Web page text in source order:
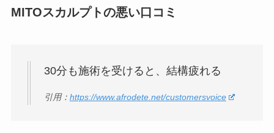
MITOスカルプトの悪い口コミ
30分も施術を受けると、結構疲れる
引用： https://www.afrodete.net/customersvoice